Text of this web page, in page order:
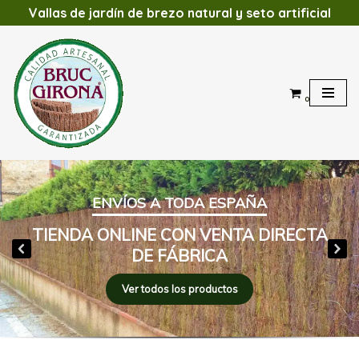
Saltar
contenido
Vallas de jardín de brezo natural y seto artificial
0
ENVÍOS A TODA ESPAÑA
TIENDA ONLINE CON VENTA DIRECTA
DE FÁBRICA
Ver todos los productos